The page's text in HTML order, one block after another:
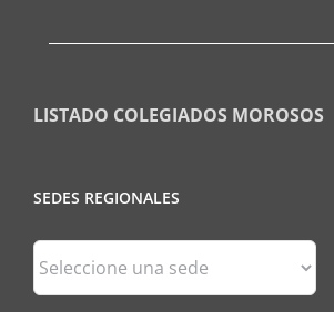
LISTADO COLEGIADOS MOROSOS
SEDES REGIONALES
Sedes
Regionales